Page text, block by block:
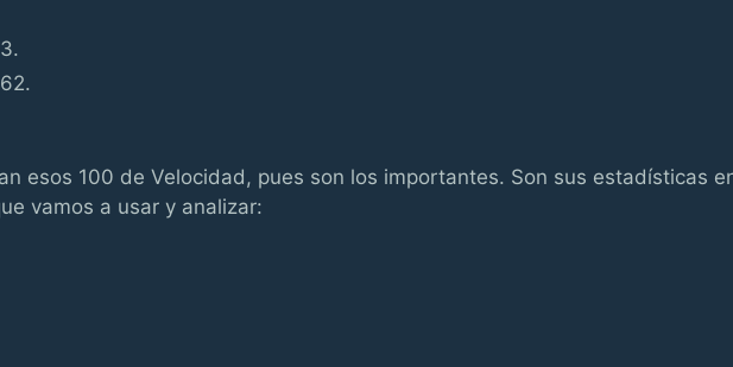
esos 100 de Velocidad, pues son los importantes. Son sus estadísticas
vamos a usar y analizar: